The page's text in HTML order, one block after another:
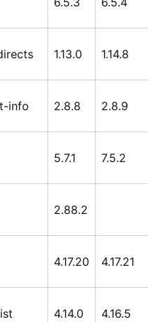
1.13.0 1.14.8
info 2.8.8 2.8.9
5.7.1 7.5.2
2.88.2
4.17.20 4.17.21
4.14.0 4.16.5